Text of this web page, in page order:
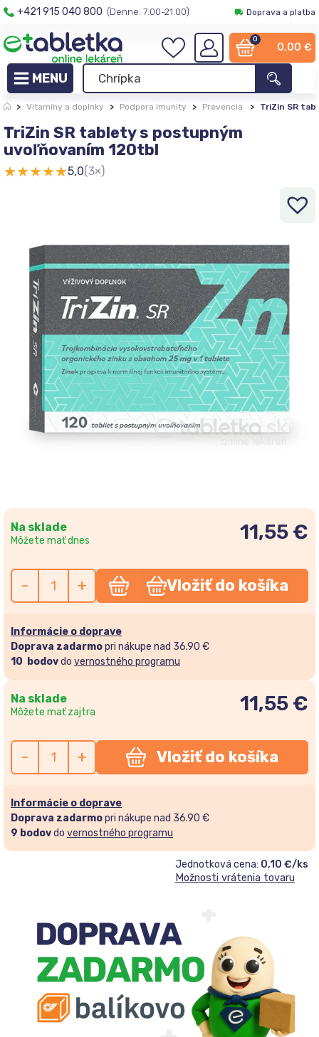
+421 915 040 800 (Denne: 7:00-21:00) Doprava a platba
0
0,00 €
> Vitamíny a doplnky > Podpora imunity > Prevencia > TriZin SR
TriZin SR tablety s postupným
uvoľňovaním 120tbl
★★★★★5,0(3×)
Na sklade
Môžete mať dnes 11,55 €
- + Vložiť do košíka
Informácie o doprave
Doprava zadarmopri nákupe nad 36.90 €
10 bodovdo vernostného programu
Na sklade
Môžete mať zajtra 11,55 €
- + Vložiť do košíka
Informácie o doprave
Doprava zadarmopri nákupe nad 36.90 €
9 bodovdo vernostného programu
Jednotková cena: 0,10 €/ks
Možnosti vrátenia tovaru